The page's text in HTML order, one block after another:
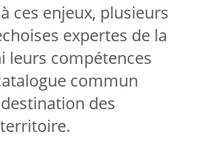
ces enjeux, plusieurs
expertes de la
leurs compétences
commun
des